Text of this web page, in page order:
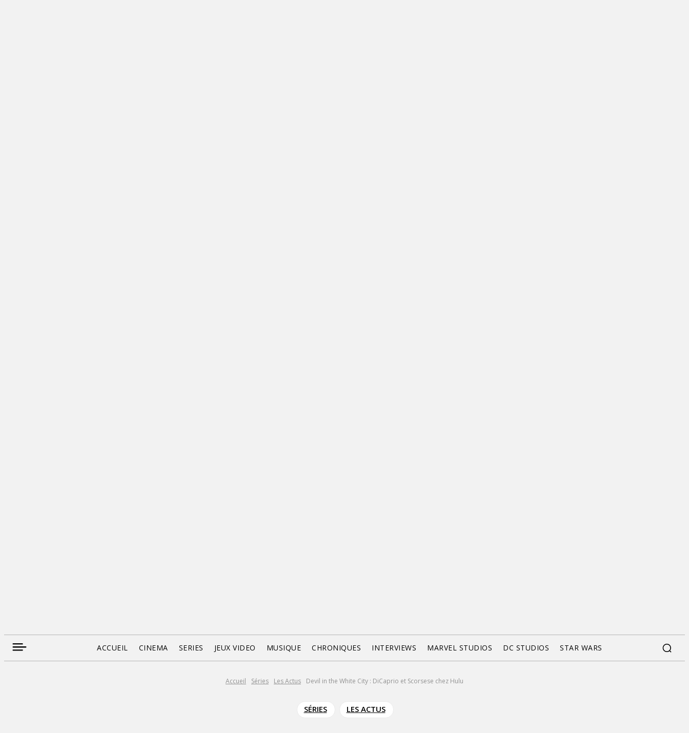
ACCUEIL CINEMA SERIES JEUX VIDEO MUSIQUE CHRONIQUES INTERVIEWS MARVEL STUDIOS DC STUDIOS STAR WARS
Accueil Séries Les Actus Devil in the White City : DiCaprio et Scorsese chez Hulu
SÉRIES LES ACTUS